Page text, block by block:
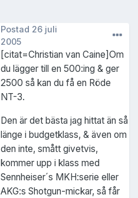
Postad 26 juli
2005
[citat=Christian van Caine]Om
du lägger till en 500:ing & ger
2500 så kan du få en Röde
NT-3.
Den är det bästa jag hittat än så
länge i budgetklass, & även om
den inte, smått givetvis,
kommer upp i klass med
Sennheiser´s MKH:serie eller
AKG:s Shotgun-mickar, så får